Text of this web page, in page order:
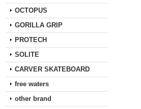
OCTOPUS
GORILLA GRIP
PROTECH
SOLITE
CARVER SKATEBOARD
free waters
other brand